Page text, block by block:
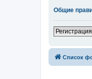
Общие
Регистрация
Список